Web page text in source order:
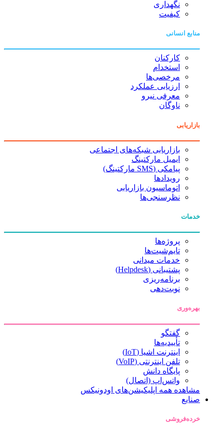
نگهداری
کیفیت
منابع انسانی
کارکنان
استخدام
مرخصی‌ها
ارزیابی عملکرد
معرفی نیرو
ناوگان
بازاریابی
بازاریابی شبکه‌های اجتماعی
ایمیل مارکتینگ
پیامکی (SMS مارکتینگ)
رویدادها
اتوماسیون بازاریابی
نظرسنجی‌ها
خدمات
پروژه‌ها
تایم‌شیت‌ها
خدمات میدانی
پشتیبانی (Helpdesk)
برنامه‌ریزی
نوبت‌دهی
بهره‌وری
گفتگو
تأییدیه‌ها
اینترنت اشیا (IoT)
تلفن اینترنتی (VoIP)
پایگاه دانش
واتس‌اپ (اتصال)
مشاهده همه اپلیکیشن‌های اودونیکس
صنایع
خرده‌فروشی